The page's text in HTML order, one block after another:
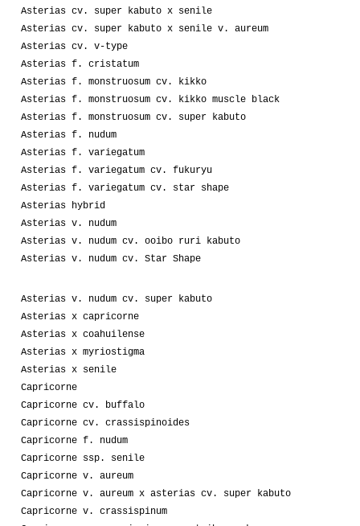
Asterias cv. super kabuto x senile
Asterias cv. super kabuto x senile v. aureum
Asterias cv. v-type
Asterias f. cristatum
Asterias f. monstruosum cv. kikko
Asterias f. monstruosum cv. kikko muscle black
Asterias f. monstruosum cv. super kabuto
Asterias f. nudum
Asterias f. variegatum
Asterias f. variegatum cv. fukuryu
Asterias f. variegatum cv. star shape
Asterias hybrid
Asterias v. nudum
Asterias v. nudum cv. ooibo ruri kabuto
Asterias v. nudum cv. Star Shape
Asterias v. nudum cv. super kabuto
Asterias x capricorne
Asterias x coahuilense
Asterias x myriostigma
Asterias x senile
Capricorne
Capricorne cv. buffalo
Capricorne cv. crassispinoides
Capricorne f. nudum
Capricorne ssp. senile
Capricorne v. aureum
Capricorne v. aureum x asterias cv. super kabuto
Capricorne v. crassispinum